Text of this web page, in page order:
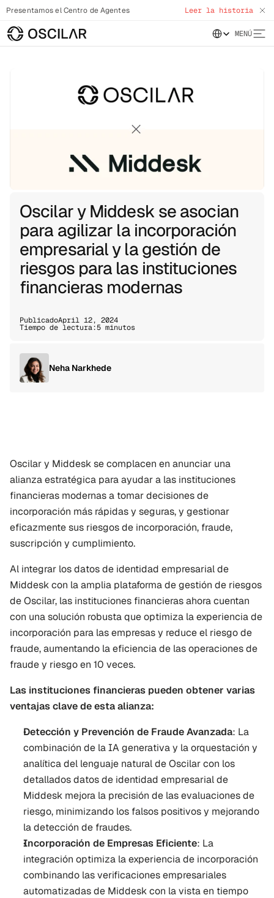
Presentamos el Centro de Agentes Leer la historia
Select Language
MENÚ
Oscilar y Middesk se asocian
para agilizar la incorporación
empresarial y la gestión de
riesgos para las instituciones
financieras modernas
PublicadoApril 12, 2024
Tiempo de lectura:5 minutos
Neha Narkhede
Oscilar y Middesk se complacen en anunciar una
alianza estratégica para ayudar a las instituciones
financieras modernas a tomar decisiones de
incorporación más rápidas y seguras, y gestionar
eficazmente sus riesgos de incorporación, fraude,
suscripción y cumplimiento.
Al integrar los datos de identidad empresarial de
Middesk con la amplia plataforma de gestión de riesgos
de Oscilar, las instituciones financieras ahora cuentan
con una solución robusta que optimiza la experiencia de
incorporación para las empresas y reduce el riesgo de
fraude, aumentando la eficiencia de las operaciones de
fraude y riesgo en 10 veces.
Las instituciones financieras pueden obtener varias
ventajas clave de esta alianza:
Detección y Prevención de Fraude Avanzada: La
combinación de la IA generativa y la orquestación y
analítica del lenguaje natural de Oscilar con los
detallados datos de identidad empresarial de
Middesk mejora la precisión de las evaluaciones de
riesgo, minimizando los falsos positivos y mejorando
la detección de fraudes.
Incorporación de Empresas Eficiente: La
integración optimiza la experiencia de incorporación
combinando las verificaciones empresariales
automatizadas de Middesk con la vista en tiempo